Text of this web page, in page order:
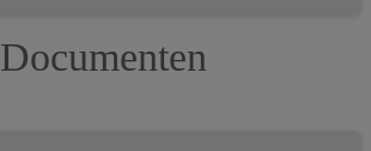
Documenten